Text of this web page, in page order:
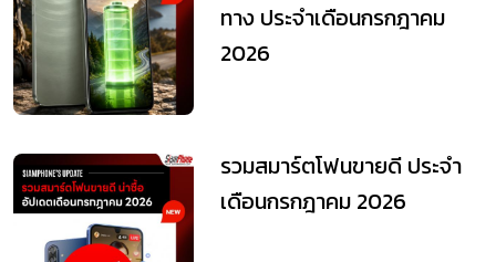
ทาง ประจำเดือนกรกฎาคม
2026
รวมสมาร์ตโฟนขายดี ประจำ
เดือนกรกฎาคม 2026